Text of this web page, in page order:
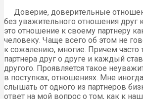
Доверие, доверительные
без уважительного отношения друг
это отношение к своему партнеру
человеку. Чаще всего об этом не
к сожалению, многие. Причем часто
партнера друг о друге и каждый
другого. Проявляется такое
в поступках, отношениях. Мне
слышать от одного из партнеров
ответ на мой вопрос о том, как к